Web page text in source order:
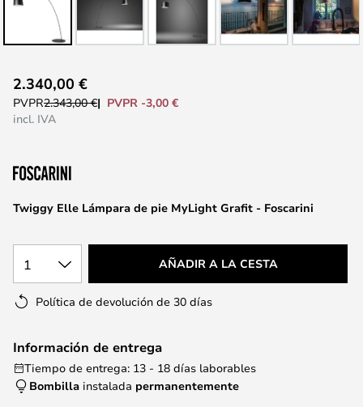
comienzo
galería
imágenes
Twiggy Elle Lámpara de pie MyLight Grafit - Foscarini
2.340,00 €
PVPR2.343,00 €
PVPR -3,00 €
incl. IVA
1 AÑADIR A LA CESTA
Política de devolución de 30 días
Información de entrega
Tiempo de entrega: 13 - 18 días laborables
Bombilla instalada permanentemente